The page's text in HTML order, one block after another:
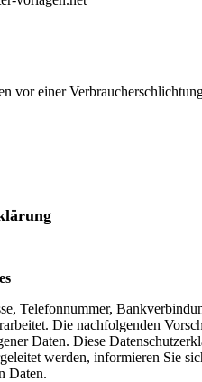
vor einer
Telefonnummer,
Die nachfolgenden
Daten. Diese
werden, informieren Sie
Daten.